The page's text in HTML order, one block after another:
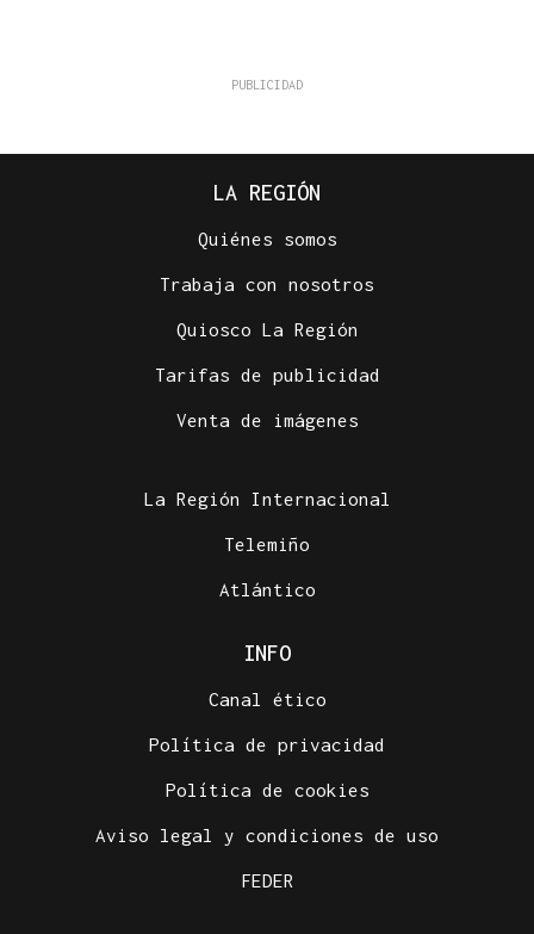
LA REGIÓN
Quiénes somos
Trabaja con nosotros
Quiosco La Región
Tarifas de publicidad
Venta de imágenes
La Región Internacional
Telemiño
Atlántico
INFO
Canal ético
Política de privacidad
Política de cookies
Aviso legal y condiciones de uso
FEDER